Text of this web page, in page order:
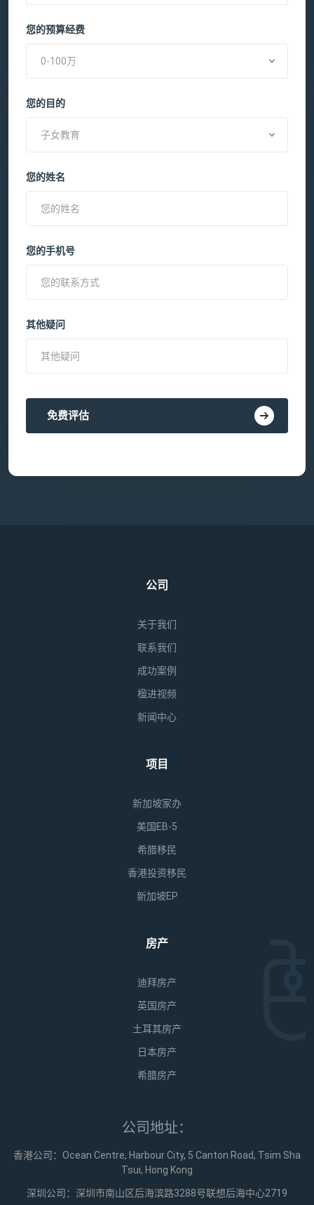
您的预算经费
0-100万
您的目的
子女教育
您的姓名
您的手机号
其他疑问
免费评估
公司
关于我们
联系我们
成功案例
楹进视频
新闻中心
项目
新加坡家办
美国EB-5
希腊移民
香港投资移民
新加坡EP
房产
迪拜房产
英国房产
土耳其房产
日本房产
希腊房产
公司地址：
香港公司：Ocean Centre, Harbour City, 5 Canton Road, Tsim Sha
Tsui, Hong Kong
深圳公司：深圳市南山区后海滨路3288号联想后海中心2719